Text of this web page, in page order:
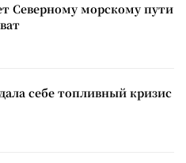
Северному морскому пути
себе топливный кризис